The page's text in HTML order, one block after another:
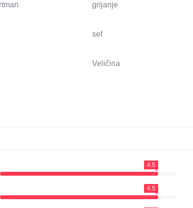
grijanje
sef
Veličina
4.5
4.5